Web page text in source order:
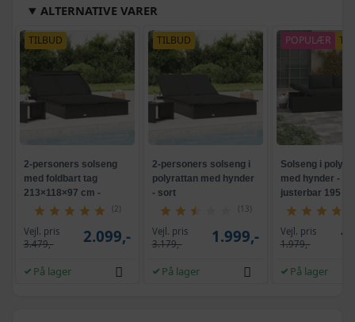
ALTERNATIVE VARER
TILBUD
2-personers solseng
med foldbart tag
213×118×97 cm -
polyrattan, sort
(2)
Vejl. pris
3.479,-
2.099,-
På lager
TILBUD
2-personers solseng i
polyrattan med hynder
- sort
(13)
Vejl. pris
3.179,-
1.999,-
På lager
POPULÆR
Solseng i
med hynder -
justerbar 195
Vejl. pris
1.979,-
På lager